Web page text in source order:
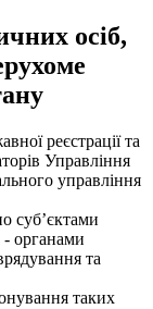
осіб,
реєстрації та
Управління
управління
суб’єктами
- органами
та
таких